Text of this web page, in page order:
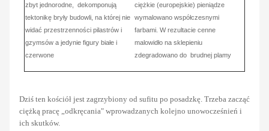
zbyt jednorodne, dekomponują
tektonikę bryły budowli, na której nie
widać przestrzenności pilastrów i
gzymsów a jedynie figury białe i
czerwone
ciężkie (europejskie) pieniądze
wymalowano współczesnymi
farbami. W rezultacie cenne
malowidło na sklepieniu
zdegradowano do brudnej plamy
Dziś ten kościół jest zagrzybiony od sufitu po posadzkę. Trzeba zacząć
ciężką pracę „odkręcania" wprowadzanych kolejno unowocześnień i
ich skutków.